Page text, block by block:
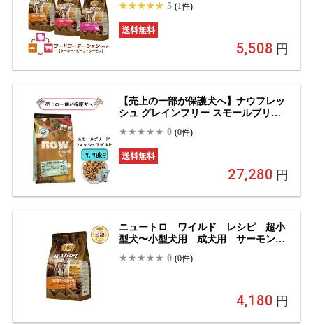
サーモン 800g×3種 ごはん ご飯 【ワイ
ルドレシピ(WILD RECIPE)】[ドッグ
フード]
送料無料
5,508 円
5 (1件)
【売上の一部が保護犬へ】ナウフレッ
シュ グレインフリー スモールブリー
フード ドライフード 送料無料 成犬 超
小型犬 グルテンフリー 魚 サーモン 小
型犬 小粒 犬用 総合栄養食
送料無料
27,280 円
0 (0件)
ニュートロ ワイルド レシピ 超小
型犬〜小型犬用 成犬用 サーモン
4,180 円
0 (0件)